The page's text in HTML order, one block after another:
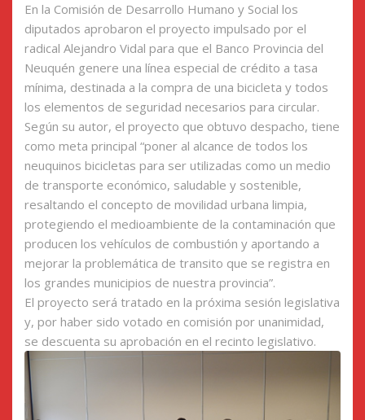
En la Comisión de Desarrollo Humano y Social los
diputados aprobaron el proyecto impulsado por el
radical Alejandro Vidal para que el Banco Provincia del
Neuquén genere una línea especial de crédito a tasa
mínima, destinada a la compra de una bicicleta y todos
los elementos de seguridad necesarios para circular.
Según su autor, el proyecto que obtuvo despacho, tiene
como meta principal “poner al alcance de todos los
neuquinos bicicletas para ser utilizadas como un medio
de transporte económico, saludable y sostenible,
resaltando el concepto de movilidad urbana limpia,
protegiendo el medioambiente de la contaminación que
producen los vehículos de combustión y aportando a
mejorar la problemática de transito que se registra en
los grandes municipios de nuestra provincia”.
El proyecto será tratado en la próxima sesión legislativa
y, por haber sido votado en comisión por unanimidad,
se descuenta su aprobación en el recinto legislativo.